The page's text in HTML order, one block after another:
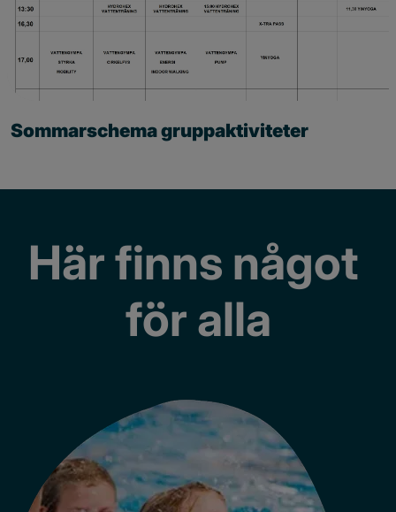
Sommarschema gruppaktiviteter
Här finns något
för alla